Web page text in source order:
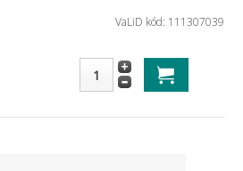
VaLiD kód: 111307039